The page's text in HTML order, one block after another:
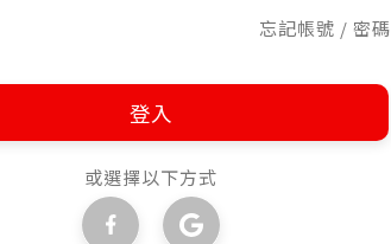
忘記帳號 / 密碼
登入
或選擇以下方式